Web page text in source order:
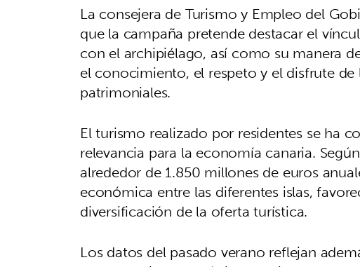
La consejera de Turismo y Empleo del
que la campaña pretende destacar el
con el archipiélago, así como su manera
el conocimiento, el respeto y el disfrute
patrimoniales.
El turismo realizado por residentes se ha
relevancia para la economía canaria.
alrededor de 1.850 millones de euros
económica entre las diferentes islas,
diversificación de la oferta turística.
Los datos del pasado verano reflejan